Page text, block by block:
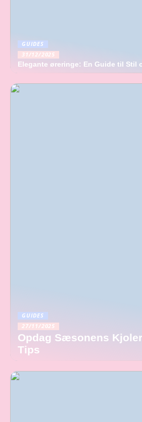
GUIDES
31/12/2025
Elegante øreringe: En Guide til Stil
GUIDES
27/11/2025
Opdag Sæsonens
Tips